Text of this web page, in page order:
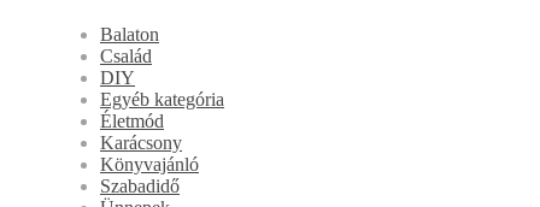
Balaton
Család
DIY
Egyéb kategória
Életmód
Karácsony
Könyvajánló
Szabadidő